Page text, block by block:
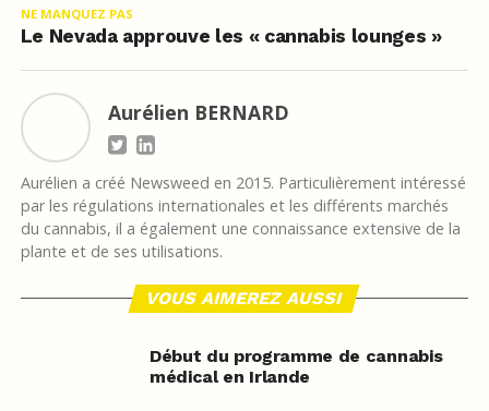
NE MANQUEZ PAS
Le Nevada approuve les « cannabis lounges »
Aurélien BERNARD
Aurélien a créé Newsweed en 2015. Particulièrement intéressé
par les régulations internationales et les différents marchés
du cannabis, il a également une connaissance extensive de la
plante et de ses utilisations.
VOUS AIMEREZ AUSSI
Début du programme de cannabis
médical en Irlande